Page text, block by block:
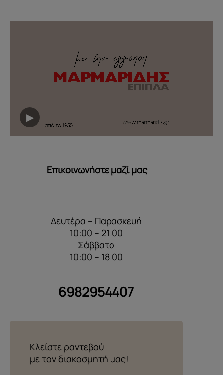
▶
Επικοινωνήστε μαζί μας
Κλείστε ραντεβού
με τον διακοσμητή μας!
Δευτέρα – Παρασκευή
10:00 – 21:00
Σάββατο
10:00 – 18:00
6982954407